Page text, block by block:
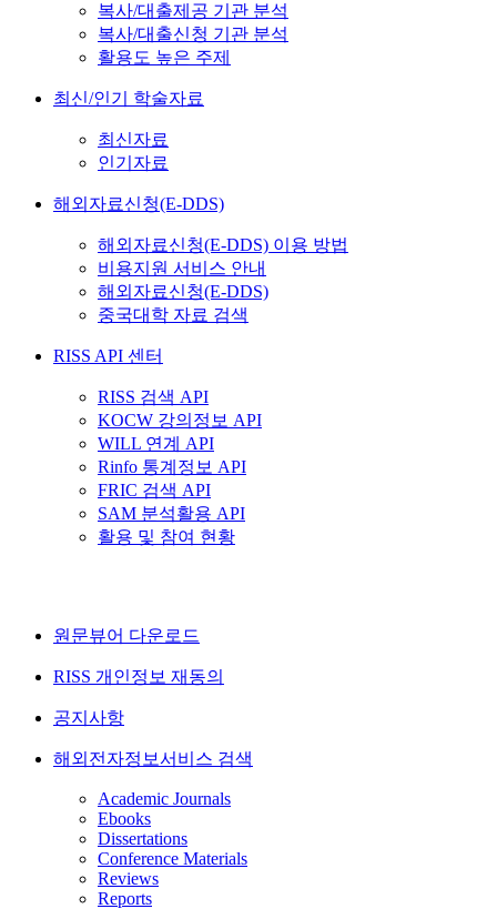
복사/대출제공 기관 분석
복사/대출신청 기관 분석
활용도 높은 주제
최신/인기 학술자료
최신자료
인기자료
해외자료신청(E-DDS)
해외자료신청(E-DDS) 이용 방법
비용지원 서비스 안내
해외자료신청(E-DDS)
중국대학 자료 검색
RISS API 센터
RISS 검색 API
KOCW 강의정보 API
WILL 연계 API
Rinfo 통계정보 API
FRIC 검색 API
SAM 분석활용 API
활용 및 참여 현황
원문뷰어 다운로드
RISS 개인정보 재동의
공지사항
해외전자정보서비스 검색
Academic Journals
Ebooks
Dissertations
Conference Materials
Reviews
Reports